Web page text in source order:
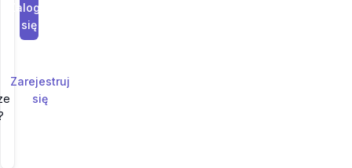
Zaloguj
się
Zarejestruj
się